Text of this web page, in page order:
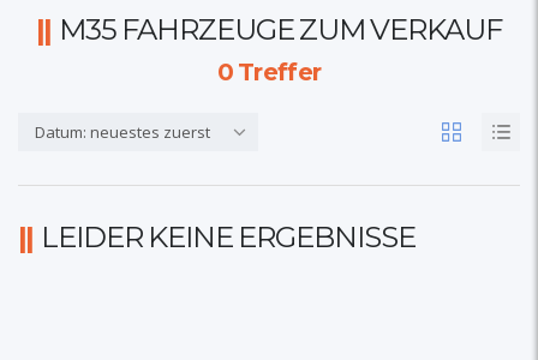
M35 FAHRZEUGE ZUM VERKAUF
0Treffer
Datum: neuestes zuerst
LEIDER KEINE ERGEBNISSE